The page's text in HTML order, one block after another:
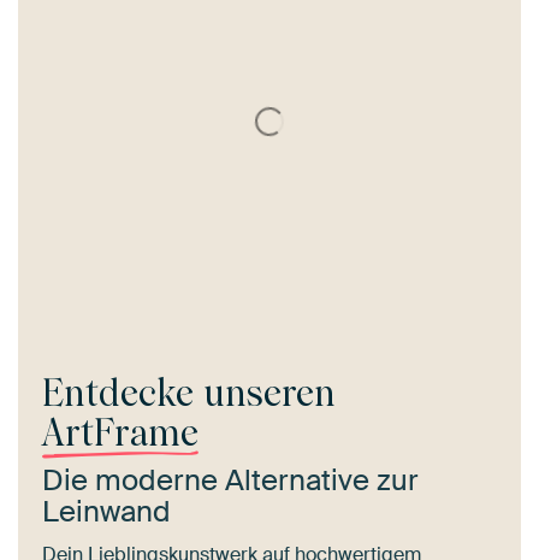
Entdecke unseren
ArtFrame
Die moderne Alternative zur
Leinwand